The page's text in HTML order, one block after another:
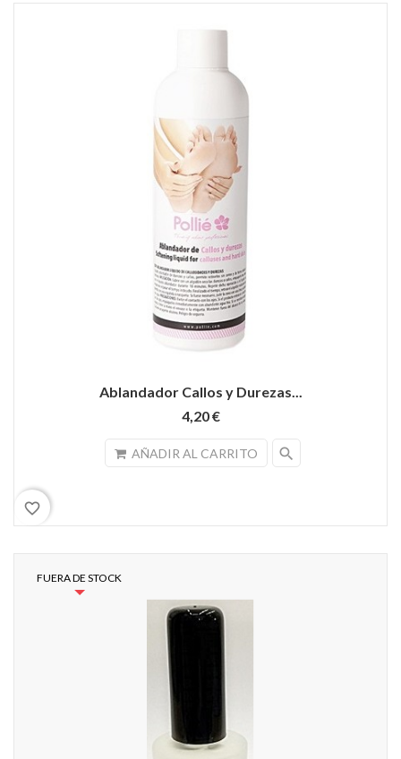
Ablandador Callos y Durezas...
4,20 €
AÑADIR AL CARRITO search
favorite_border
FUERA DE STOCK